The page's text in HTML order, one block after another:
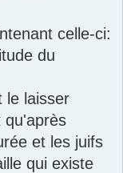
celle-ci:
du
le laisser
qu'après
et les juifs
qui existe